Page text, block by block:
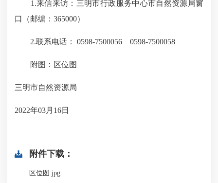
1.来信来访：三明市行政服务中心市自然资源局窗
口（邮编：365000）
2.联系电话： 0598-7500056 0598-7500058
附图：区位图
三明市自然资源局
2022年03月16日
附件下载：
区位图.jpg